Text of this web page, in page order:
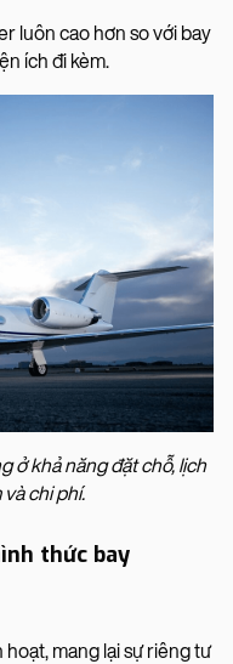
luôn cao hơn so với bay
ích đi kèm.
ở khả năng đặt chỗ, lịch
chi phí.
thức bay
mang lại sự riêng tư